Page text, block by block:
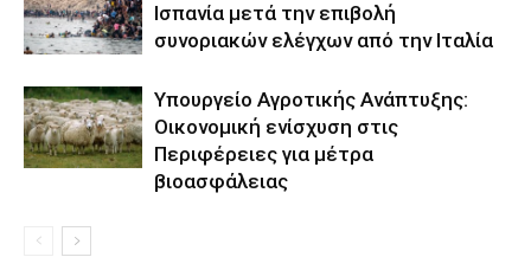
Ισπανία μετά την επιβολή
συνοριακών ελέγχων από την Ιταλία
Υπουργείο Αγροτικής Ανάπτυξης:
Οικονομική ενίσχυση στις
Περιφέρειες για μέτρα
βιοασφάλειας